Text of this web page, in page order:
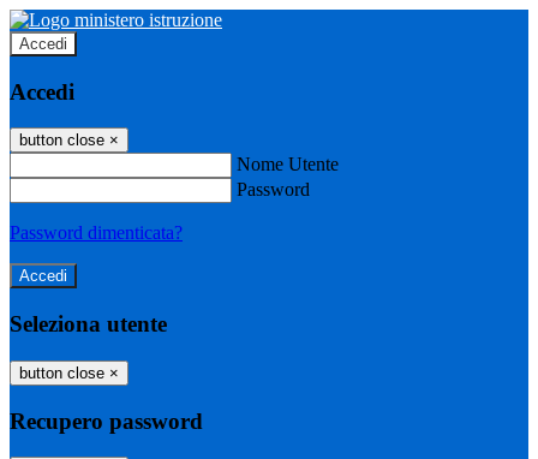
Accedi
Accedi
button close ×
Nome Utente
Password
Password dimenticata?
Seleziona utente
button close ×
Recupero password